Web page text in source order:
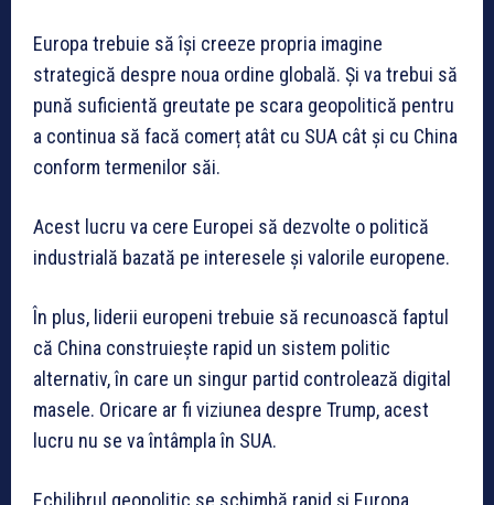
Europa trebuie să își creeze propria imagine
strategică despre noua ordine globală. Și va trebui să
pună suficientă greutate pe scara geopolitică pentru
a continua să facă comerț atât cu SUA cât și cu China
conform termenilor săi.
Acest lucru va cere Europei să dezvolte o politică
industrială bazată pe interesele și valorile europene.
În plus, liderii europeni trebuie să recunoască faptul
că China construiește rapid un sistem politic
alternativ, în care un singur partid controlează digital
masele. Oricare ar fi viziunea despre Trump, acest
lucru nu se va întâmpla în SUA.
Echilibrul geopolitic se schimbă rapid și Europa